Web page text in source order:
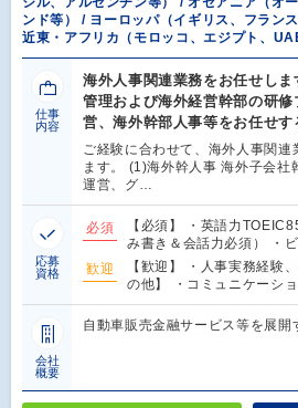
ンド等） / ヨーロッパ（イギリス、フラン
近東・アフリカ（モロッコ、エジプト、
仕事
内容
海外人事関連業務をお任せし
管理および海外経営幹部の研
営、海外幹部人事等をお任せす
ご経験に合わせて、海外人事関連
ます。 (1)海外幹人事 海外子会社
運営、グ…
応募
資格
必須
【必須】 ・英語力
み書き＆会話力必須） ・
歓迎
【歓迎】 ・人事実務経験
の他】 ・コミュニケーシ
会社
概要
自動車販売金融サービス等を展開